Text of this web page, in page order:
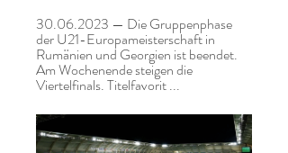
30.06.2023 — Die Gruppenphase
der U21-Europameisterschaft in
Rumänien und Georgien ist beendet.
Am Wochenende steigen die
Viertelfinals. Titelfavorit ...